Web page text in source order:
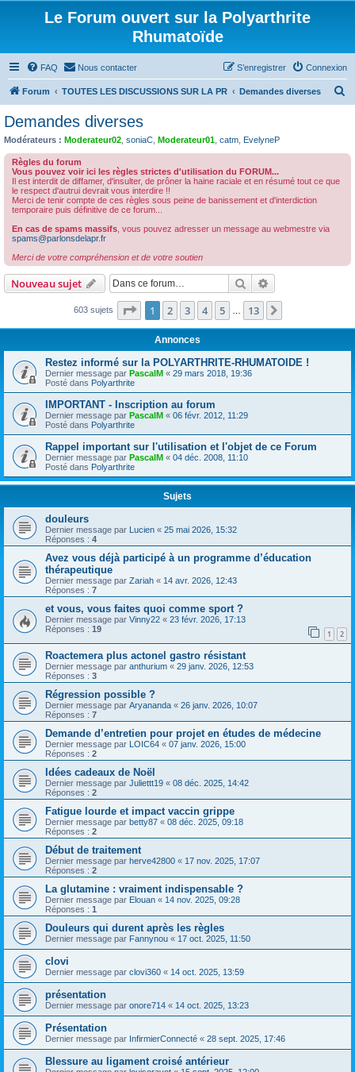
Le Forum ouvert sur la Polyarthrite
Rhumatoïde
FAQ Nous contacter Connexion
S’enregistrer
Forum TOUTES LES DISCUSSIONS SUR LA PR Demandes diverses
Demandes diverses
Modérateurs : Moderateur02 soniaC Moderateur01 catm EvelyneP
Règles du forum
Vous pouvez voir ici les règles strictes d'utilisation du FORUM...
Il est interdit de diffamer, d'insulter, de prôner la haine raciale et en résumé tout ce que
le respect d'autrui devrait vous interdire !!
Merci de tenir compte de ces règles sous peine de banissement et d'interdiction
temporaire puis définitive de ce forum...
En cas de spams massifs , vous pouvez adresser un message au webmestre via
spams@parlonsdelapr.fr
Merci de votre compréhension et de votre soutien
Nouveau sujet Rechercher
603 sujets Page 1sur13
1 2 3 4 5 13
Annonces
Restez informé sur la POLYARTHRITE-RHUMATOIDE !
Dernier message par PascalM « 29 mars 2018, 19:36
Posté dans Polyarthrite
IMPORTANT - Inscription au forum
Dernier message par PascalM « 06 févr. 2012, 11:29
Posté dans Polyarthrite
Rappel important sur l'utilisation et l'objet de ce Forum
Dernier message par PascalM « 04 déc. 2008, 11:10
Posté dans Polyarthrite
Sujets
douleurs
Dernier message par Lucien « 25 mai 2026, 15:32
Réponses : 4
Avez vous déjà participé à un programme d’éducation
thérapeutique
Dernier message par Zariah « 14 avr. 2026, 12:43
Réponses : 7
et vous, vous faites quoi comme sport ?
Dernier message par Vinny22 « 23 févr. 2026, 17:13
Réponses : 19 1 2
Roactemera plus actonel gastro résistant
Dernier message par anthurium « 29 janv. 2026, 12:53
Réponses : 3
Régression possible ?
Dernier message par Aryananda « 26 janv. 2026, 10:07
Réponses : 7
Demande d’entretien pour projet en études de médecine
Dernier message par LOIC64 « 07 janv. 2026, 15:00
Réponses : 2
Idées cadeaux de Noël
Dernier message par Juliettt19 « 08 déc. 2025, 14:42
Réponses : 2
Fatigue lourde et impact vaccin grippe
Dernier message par betty87 « 08 déc. 2025, 09:18
Réponses : 2
Début de traitement
Dernier message par herve42800 « 17 nov. 2025, 17:07
Réponses : 2
La glutamine : vraiment indispensable ?
Dernier message par Elouan « 14 nov. 2025, 09:28
Réponses : 1
Douleurs qui durent après les règles
Dernier message par Fannynou « 17 oct. 2025, 11:50
clovi
Dernier message par clovi360 « 14 oct. 2025, 13:59
présentation
Dernier message par onore714 « 14 oct. 2025, 13:23
Présentation
Dernier message par InfirmierConnecté « 28 sept. 2025, 17:46
Blessure au ligament croisé antérieur